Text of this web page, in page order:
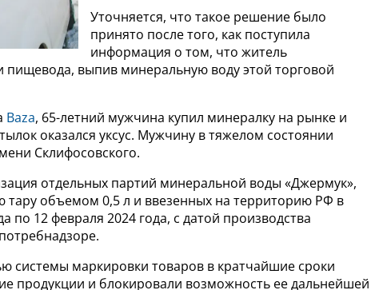
Уточняется, что такое решение было
принято после того, как поступила
информация о том, что житель
пищевода, выпив минеральную воду этой торговой
Baza, 65-летний мужчина купил минералку на рынке и
оказался уксус. Мужчину в тяжелом состоянии
Склифосовского.
отдельных партий минеральной воды «Джермук»,
тару объемом 0,5 л и ввезенных на территорию РФ в
по 12 февраля 2024 года, с датой производства
системы маркировки товаров в кратчайшие сроки
продукции и блокировали возможность ее дальнейшей